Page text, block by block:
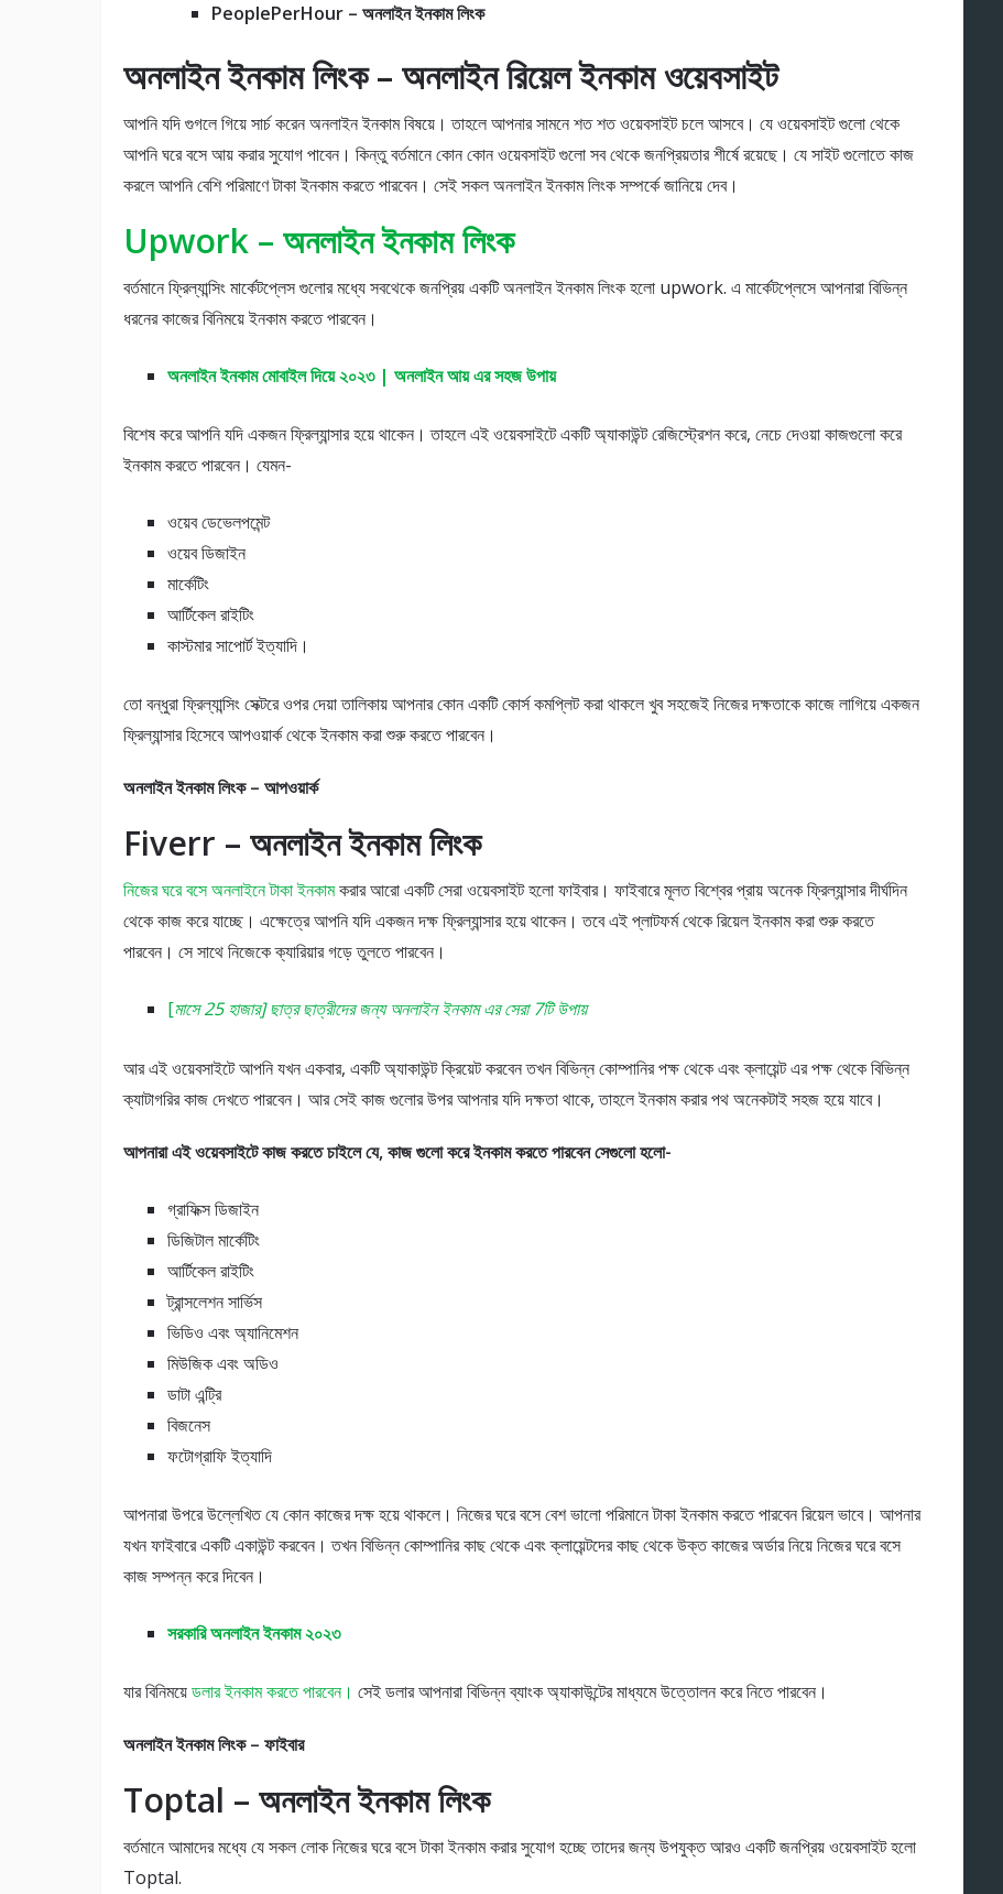
PeoplePerHour – অনলাইন ইনকাম লিংক
অনলাইন ইনকাম লিংক – অনলাইন রিয়েল ইনকাম ওয়েবসাইট
আপনি যদি গুগলে গিয়ে সার্চ করেন অনলাইন ইনকাম বিষয়ে। তাহলে আপনার সামনে শত শত ওয়েবসাইট চলে আসবে। যে ওয়েবসাইট গুলো থেকে
আপনি ঘরে বসে আয় করার সুযোগ পাবেন। কিন্তু বর্তমানে কোন কোন ওয়েবসাইট গুলো সব থেকে জনপ্রিয়তার শীর্ষে রয়েছে। যে সাইট গুলোতে কাজ
করলে আপনি বেশি পরিমাণে টাকা ইনকাম করতে পারবেন। সেই সকল অনলাইন ইনকাম লিংক সম্পর্কে জানিয়ে দেব।
Upwork – অনলাইন ইনকাম লিংক
বর্তমানে ফ্রিল্যান্সিং মার্কেটপ্লেস গুলোর মধ্যে সবথেকে জনপ্রিয় একটি অনলাইন ইনকাম লিংক হলো upwork. এ মার্কেটপ্লেসে আপনারা বিভিন্ন
ধরনের কাজের বিনিময়ে ইনকাম করতে পারবেন।
অনলাইন ইনকাম মোবাইল দিয়ে ২০২৩ | অনলাইন আয় এর সহজ উপায়
বিশেষ করে আপনি যদি একজন ফ্রিল্যান্সার হয়ে থাকেন। তাহলে এই ওয়েবসাইটে একটি অ্যাকাউন্ট রেজিস্ট্রেশন করে, নেচে দেওয়া কাজগুলো করে
ইনকাম করতে পারবেন। যেমন-
ওয়েব ডেভেলপমেন্ট
ওয়েব ডিজাইন
মার্কেটিং
আর্টিকেল রাইটিং
কাস্টমার সাপোর্ট ইত্যাদি।
তো বন্ধুরা ফ্রিল্যান্সিং সেক্টরে ওপর দেয়া তালিকায় আপনার কোন একটি কোর্স কমপ্লিট করা থাকলে খুব সহজেই নিজের দক্ষতাকে কাজে লাগিয়ে একজন
ফ্রিল্যান্সার হিসেবে আপওয়ার্ক থেকে ইনকাম করা শুরু করতে পারবেন।
অনলাইন ইনকাম লিংক – আপওয়ার্ক
Fiverr – অনলাইন ইনকাম লিংক
নিজের ঘরে বসে অনলাইনে টাকা ইনকামকরার আরো একটি সেরা ওয়েবসাইট হলো ফাইবার। ফাইবারে মূলত বিশ্বের প্রায় অনেক ফ্রিল্যান্সার দীর্ঘদিন
থেকে কাজ করে যাচ্ছে। এক্ষেত্রে আপনি যদি একজন দক্ষ ফ্রিল্যান্সার হয়ে থাকেন। তবে এই প্লাটফর্ম থেকে রিয়েল ইনকাম করা শুরু করতে
পারবেন। সে সাথে নিজেকে ক্যারিয়ার গড়ে তুলতে পারবেন।
[মাসে 25 হাজার] ছাত্র ছাত্রীদের জন্য অনলাইন ইনকাম এর সেরা 7টি উপায়
আর এই ওয়েবসাইটে আপনি যখন একবার, একটি অ্যাকাউন্ট ক্রিয়েট করবেন তখন বিভিন্ন কোম্পানির পক্ষ থেকে এবং ক্লায়েন্ট এর পক্ষ থেকে বিভিন্ন
ক্যাটাগরির কাজ দেখতে পারবেন। আর সেই কাজ গুলোর উপর আপনার যদি দক্ষতা থাকে, তাহলে ইনকাম করার পথ অনেকটাই সহজ হয়ে যাবে।
আপনারা এই ওয়েবসাইটে কাজ করতে চাইলে যে, কাজ গুলো করে ইনকাম করতে পারবেন সেগুলো হলো-
গ্রাফিক্স ডিজাইন
ডিজিটাল মার্কেটিং
আর্টিকেল রাইটিং
ট্রান্সলেশন সার্ভিস
ভিডিও এবং অ্যানিমেশন
মিউজিক এবং অডিও
ডাটা এন্ট্রি
বিজনেস
ফটোগ্রাফি ইত্যাদি
আপনারা উপরে উল্লেখিত যে কোন কাজের দক্ষ হয়ে থাকলে। নিজের ঘরে বসে বেশ ভালো পরিমানে টাকা ইনকাম করতে পারবেন রিয়েল ভাবে। আপনার
যখন ফাইবারে একটি একাউন্ট করবেন। তখন বিভিন্ন কোম্পানির কাছ থেকে এবং ক্লায়েন্টদের কাছ থেকে উক্ত কাজের অর্ডার নিয়ে নিজের ঘরে বসে
কাজ সম্পন্ন করে দিবেন।
সরকারি অনলাইন ইনকাম ২০২৩
যার বিনিময়েডলার ইনকাম করতে পারবেন। সেই ডলার আপনারা বিভিন্ন ব্যাংক অ্যাকাউন্টের মাধ্যমে উত্তোলন করে নিতে পারবেন।
অনলাইন ইনকাম লিংক – ফাইবার
Toptal – অনলাইন ইনকাম লিংক
বর্তমানে আমাদের মধ্যে যে সকল লোক নিজের ঘরে বসে টাকা ইনকাম করার সুযোগ হচ্ছে তাদের জন্য উপযুক্ত আরও একটি জনপ্রিয় ওয়েবসাইট হলো
Toptal.